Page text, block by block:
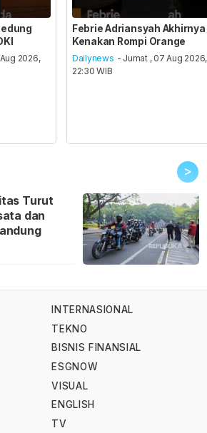
2026,
Febrie Adriansyah Akhirnya
Kenakan Rompi Orange
Dailynews - Jumat , 07 Aug 2026,
22:30 WIB
>
Turut
dan
INTERNASIONAL
TEKNO
BISNIS FINANSIAL
ESGNOW
VISUAL
ENGLISH
TV